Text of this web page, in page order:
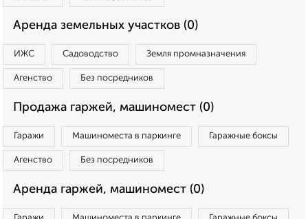
Аренда земельных участков (0)
ИЖС Садоводство Земля промназначения
Агенство Без посредников
Продажа гаржей, машиномест (0)
Гаражи Машиноместа в паркинге Гаражные боксы
Агенство Без посредников
Аренда гаржей, машиномест (0)